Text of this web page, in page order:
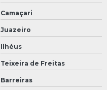
Camaçari
Juazeiro
Ilhéus
Teixeira de Freitas
Barreiras